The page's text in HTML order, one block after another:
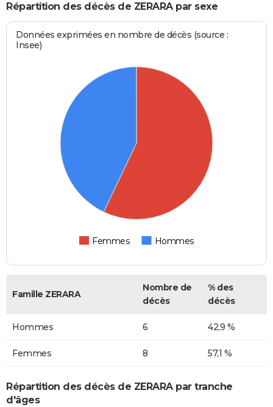
Répartition des décès de ZERARA par sexe
Données exprimées en nombre de décès (source :
Insee)
Femmes Hommes
Famille ZERARA
Nombre de
décès
% des
décès
Hommes 6 42,9 %
Femmes 8 57,1 %
Répartition des décès de ZERARA par tranche
d'âges